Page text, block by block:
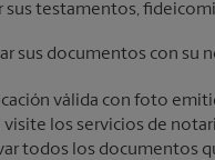
sus testamentos,
sus documentos con su
válida con foto
los servicios de
todos los documentos